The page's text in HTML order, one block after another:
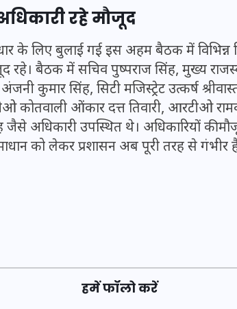
रहे मौजूद
के लिए बुलाई गई इस अहम बैठक में विभिन्न
रहे। बैठक में सचिव पुष्पराज सिंह, मुख्य
कुमार सिंह, सिटी मजिस्ट्रेट उत्कर्ष
कोतवाली ओंकार दत्त तिवारी, आरटीओ
अधिकारी उपस्थित थे। अधिकारियों की
को लेकर प्रशासन अब पूरी तरह से गंभीर
हमें फॉलो करें
बिजली-पंखे
देख भावुक
यहीं
जिस
के बीते 4
हुए